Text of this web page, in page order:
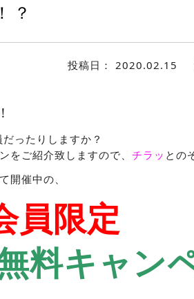
？
投稿日： 2020.02.15
だったりしますか？
をご紹介致しますので、 チラッ との
開催中の、
員限定
料キャン